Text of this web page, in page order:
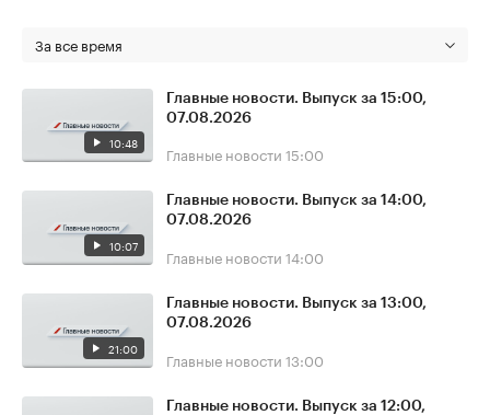
За все время
10:48
Главные новости. Выпуск за 15:00,
07.08.2026
Главные новости 15:00
10:07
Главные новости. Выпуск за 14:00,
07.08.2026
Главные новости 14:00
21:00
Главные новости. Выпуск за 13:00,
07.08.2026
Главные новости 13:00
Главные новости. Выпуск за 12:00,